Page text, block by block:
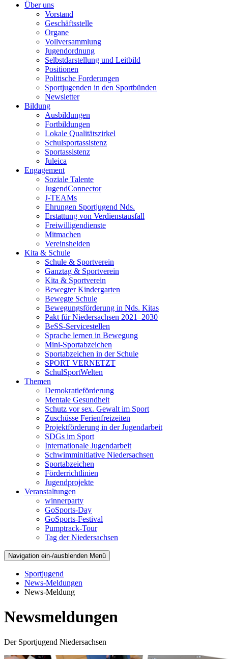
Über uns
Vorstand
Geschäftsstelle
Organe
Vollversammlung
Jugendordnung
Selbstdarstellung und Leitbild
Positionen
Politische Forderungen
Sportjugenden in den Sportbünden
Newsletter
Bildung
Ausbildungen
Fortbildungen
Lokale Qualitätszirkel
Schulsportassistenz
Sportassistenz
Juleica
Engagement
Soziale Talente
JugendConnector
J-TEAMs
Ehrungen Sportjugend Nds.
Erstattung von Verdienstausfall
Freiwilligendienste
Mitmachen
Vereinshelden
Kita & Schule
Schule & Sportverein
Ganztag & Sportverein
Kita & Sportverein
Bewegter Kindergarten
Bewegte Schule
Bewegungsförderung in Nds. Kitas
Pakt für Niedersachsen 2021–2030
BeSS-Servicestellen
Sprache lernen in Bewegung
Mini-Sportabzeichen
Sportabzeichen in der Schule
SPORT VERNETZT
SchulSportWelten
Themen
Demokratieförderung
Mentale Gesundheit
Schutz vor sex. Gewalt im Sport
Zuschüsse Ferienfreizeiten
Projektförderung in der Jugendarbeit
SDGs im Sport
Internationale Jugendarbeit
Schwimminitiative Niedersachsen
Sportabzeichen
Förderrichtlinien
Jugendprojekte
Veranstaltungen
winnerparty
GoSports-Day
GoSports-Festival
Pumptrack-Tour
Tag der Niedersachsen
Navigation ein-/ausblenden Menü
Sportjugend
News-Meldungen
News-Meldung
Newsmeldungen
Der Sportjugend Niedersachsen